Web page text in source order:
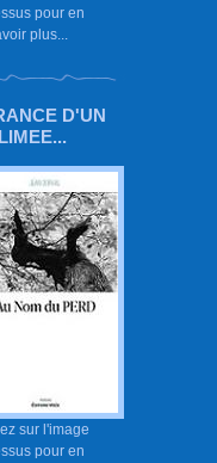
pour en
plus...
D'UN
sur l'image
pour en